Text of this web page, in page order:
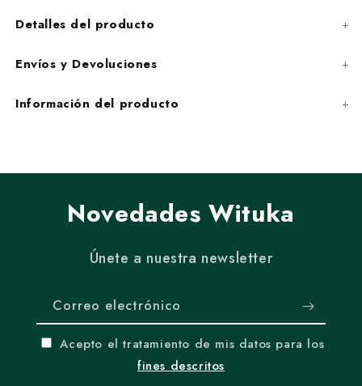
Detalles del producto
Envíos y Devoluciones
Información del producto
Novedades Wituka
Únete a nuestra newsletter
Correo electrónico
Acepto el tratamiento de mis datos para los
fines descritos